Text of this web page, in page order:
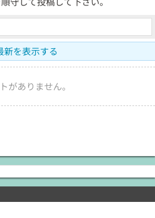
新を表示する
がありません。